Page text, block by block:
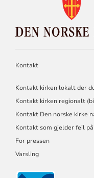
Kontakt
Kontakt kirken lokalt der
Kontakt kirken regionalt
Kontakt Den norske kirke
Kontakt som gjelder feil
For pressen
Varsling